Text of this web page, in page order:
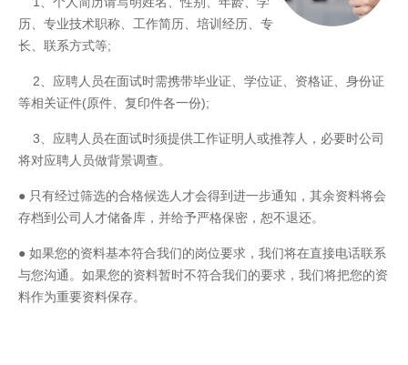
历、专业技术职称、工作简历、培训经历、专
长、联系方式等;
2、应聘人员在面试时需携带毕业证、学位证、资格证、身份证
等相关证件(原件、复印件各一份);
3、应聘人员在面试时须提供工作证明人或推荐人，必要时公司
将对应聘人员做背景调查。
● 只有经过筛选的合格候选人才会得到进一步通知，其余资料将会
存档到公司人才储备库，并给予严格保密，恕不退还。
● 如果您的资料基本符合我们的岗位要求，我们将在直接电话联系
与您沟通。如果您的资料暂时不符合我们的要求，我们将把您的资
料作为重要资料保存。